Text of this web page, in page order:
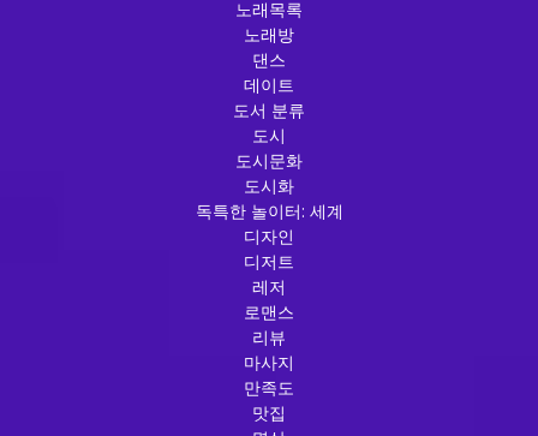
노래목록
노래방
댄스
데이트
도서 분류
도시
도시문화
도시화
독특한 놀이터: 세계
디자인
디저트
레저
로맨스
리뷰
마사지
만족도
맛집